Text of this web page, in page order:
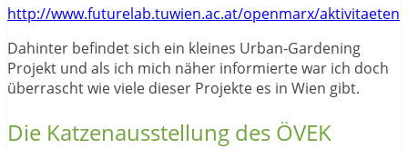
http://www.futurelab.tuwien.ac.at/openmarx/aktivitaeten
Dahinter befindet sich ein kleines Urban-Gardening
Projekt und als ich mich näher informierte war ich doch
überrascht wie viele dieser Projekte es in Wien gibt.
Die Katzenausstellung des ÖVEK